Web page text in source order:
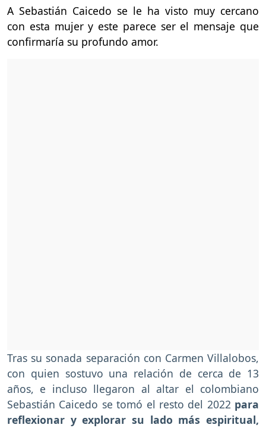
A Sebastián Caicedo se le ha visto muy cercano
con esta mujer y este parece ser el mensaje que
confirmaría su profundo amor.
Tras su sonada separación con Carmen Villalobos,
con quien sostuvo una relación de cerca de 13
años, e incluso llegaron al altar el colombiano
Sebastián Caicedo se tomó el resto del 2022 para
reflexionar y explorar su lado más espiritual,